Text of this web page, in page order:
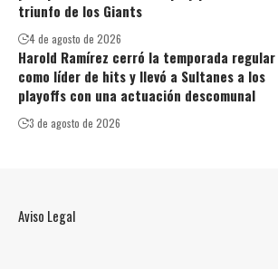
triunfo de los Giants
4 de agosto de 2026
Harold Ramírez cerró la temporada regular
como líder de hits y llevó a Sultanes a los
playoffs con una actuación descomunal
3 de agosto de 2026
Aviso Legal